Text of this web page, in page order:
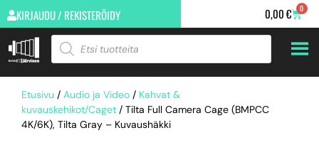
KIRJAUDU / REKISTERÖIDY 0,00€ 0
Etusivu / Audio ja Video / Kahvat &
kuvauskehikot/Caget / Tilta Full Camera Cage (BMPCC
4K/6K), Tilta Gray – Kuvaushäkki